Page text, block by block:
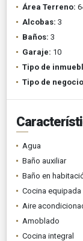
Área Terreno:
Alcobas: 3
Baños: 3
Garaje: 10
Tipo de
Tipo de
Agua
Baño auxiliar
Baño en
Cocina equipada
Aire
Amoblado
Cocina integral